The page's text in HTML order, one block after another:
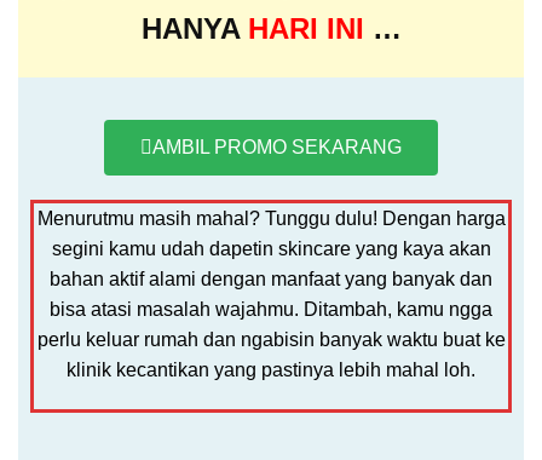
HANYA HARI INI …
AMBIL PROMO SEKARANG
Menurutmu masih mahal? Tunggu dulu! Dengan harga
segini kamu udah dapetin skincare yang kaya akan
bahan aktif alami dengan manfaat yang banyak dan
bisa atasi masalah wajahmu. Ditambah, kamu ngga
perlu keluar rumah dan ngabisin banyak waktu buat ke
klinik kecantikan yang pastinya lebih mahal loh.